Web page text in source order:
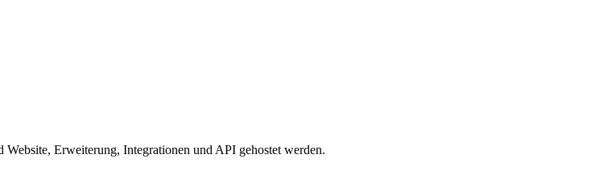
Erweiterung, Integrationen und API gehostet werden.